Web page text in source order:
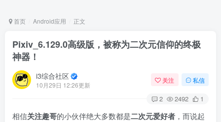
首页 Android应用 正文
Pixiv_6.129.0高级版，被称为二次元信仰的终极
神器！
i3综合社区
10月29日 12:26更新
关注 私信
2 2492 1
相信关注趣哥的小伙伴绝大多数都是二次元爱好者 ，而说起